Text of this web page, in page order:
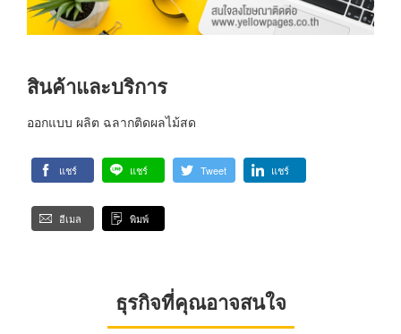
สินค้าและบริการ
ออกแบบ ผลิต ฉลากติดผลไม้สด
แชร์ แชร์ Tweet แชร์
อีเมล พิมพ์
ธุรกิจที่คุณอาจสนใจ